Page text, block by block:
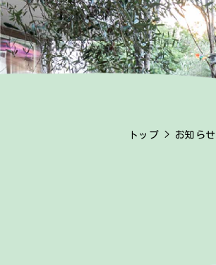
トップ > お知らせ